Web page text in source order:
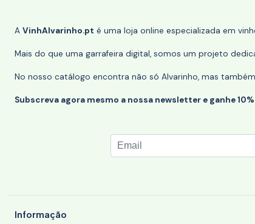
A VinhAlvarinho.pt é uma loja online especializada em
Mais do que uma garrafeira digital, somos um projeto
No nosso catálogo encontra não só Alvarinho, mas
Subscreva agora mesmo a nossa newsletter e ganhe
Informação